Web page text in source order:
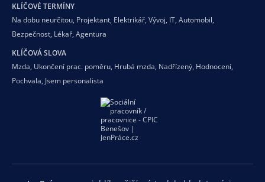
KLÍČOVÉ TERMÍNY
Na dobu neurčitou, Projektant, Elektrikář, Vývoj, IT, Automobil,
Bezpečnost, Lékař, Agentura
KLÍČOVÁ SLOVA
Mzda, Ukončení prac. poměru, Hrubá mzda, Nadřízený, Hodnocení,
Pochvala, Jsem personalista